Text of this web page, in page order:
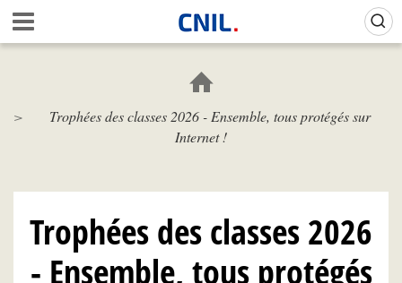
Aller
au
contenu
c
i
N
L
Trophées des classes 2026 - Ensemble, tous protégés sur
Internet !
Trophées des classes 2026
- Ensemble, tous protégés
Gestion de vos préférences sur les cookies (témoins de connexion)